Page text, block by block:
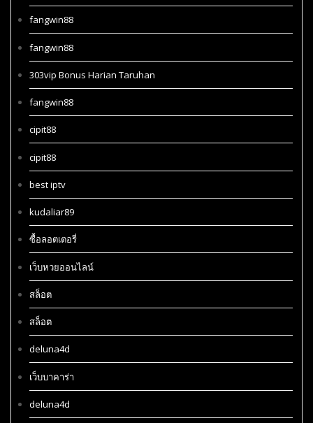
fangwin88
fangwin88
303vip Bonus Harian Taruhan
fangwin88
cipit88
cipit88
best iptv
kudaliar89
ซื้อลอตเตอรี่
เว็บหวยออนไลน์
สล็อต
สล็อต
deluna4d
เว็บบาคาร่า
deluna4d